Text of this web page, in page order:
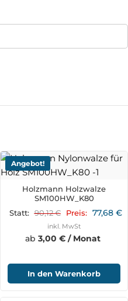
Angebot!
Holzmann Holzwalze
SM100HW_K80
Statt: 90,12€ Preis: 77,68 €
inkl. MwSt
ab 3,00 € / Monat
In den Warenkorb